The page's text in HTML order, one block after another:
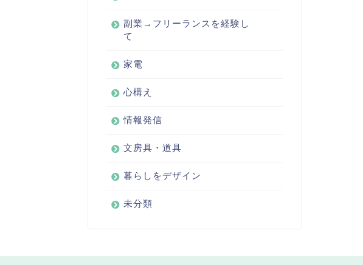
副業→フリーランスを経験し
て
家電
心構え
情報発信
文房具・道具
暮らしをデザイン
未分類